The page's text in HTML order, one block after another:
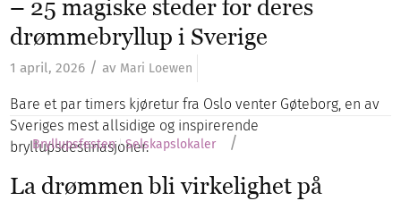
– 25 magiske steder for deres
drømmebryllup i Sverige
1 april, 2026 / av Mari Loewen
Bare et par timers kjøretur fra Oslo venter Gøteborg, en av
Sveriges mest allsidige og inspirerende
bryllupsdestinasjoner.
Bryllupsfesten Selskapslokaler /
La drømmen bli virkelighet på